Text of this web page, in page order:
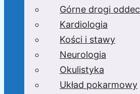
Górne drogi
Kardiologia
Kości i stawy
Neurologia
Okulistyka
Układ pokarmowy